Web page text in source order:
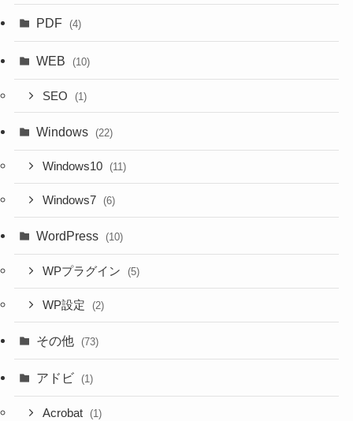
PDF (4)
WEB (10)
SEO (1)
Windows (22)
Windows10 (11)
Windows7 (6)
WordPress (10)
WPプラグイン (5)
WP設定 (2)
その他 (73)
アドビ (1)
Acrobat (1)